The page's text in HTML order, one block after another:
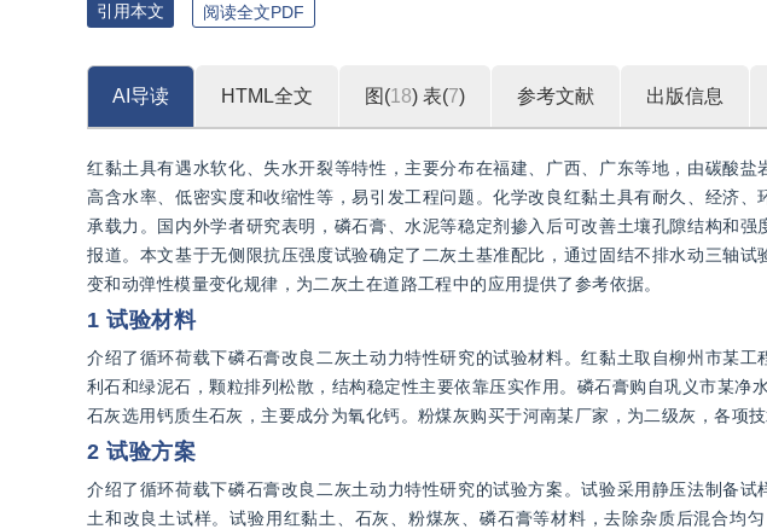
引用本文 阅读全文PDF
AI导读 HTML全文 图(18) 表(7) 参考文献 出版信息
红黏土具有遇水软化、失水开裂等特性，主要分布在福建、广西、广东等地，由碳酸盐
高含水率、低密实度和收缩性等，易引发工程问题。化学改良红黏土具有耐久、经济
承载力。国内外学者研究表明，磷石膏、水泥等稳定剂掺入后可改善土壤孔隙结构和
报道。本文基于无侧限抗压强度试验确定了二灰土基准配比，通过固结不排水动三轴
变和动弹性模量变化规律，为二灰土在道路工程中的应用提供了参考依据。
1 试验材料
介绍了循环荷载下磷石膏改良二灰土动力特性研究的试验材料。红黏土取自柳州市某
利石和绿泥石，颗粒排列松散，结构稳定性主要依靠压实作用。磷石膏购自巩义市某净
石灰选用钙质生石灰，主要成分为氧化钙。粉煤灰购买于河南某厂家，为二级灰，各项技
2 试验方案
介绍了循环荷载下磷石膏改良二灰土动力特性研究的试验方案。试验采用静压法制备
土和改良土试样。试验用红黏土、石灰、粉煤灰、磷石膏等材料，去除杂质后混合均